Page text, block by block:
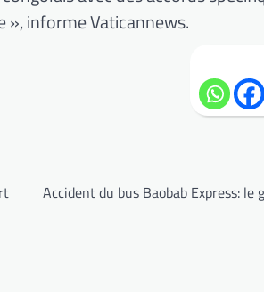
», informe Vaticannews.
Accident du bus Baobab Express: